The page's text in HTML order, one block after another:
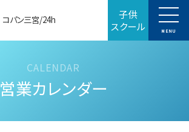
コパン三宮/24h 子供
スクール MENU
営業カレンダー